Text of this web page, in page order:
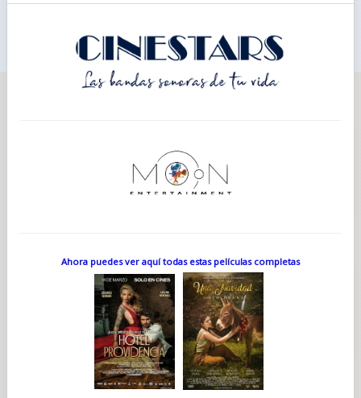
Ahora puedes ver aquí todas estas películas completas